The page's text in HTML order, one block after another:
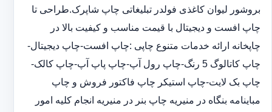
بروشور لیوان کاغذی فولدر تبلیغاتی چاپ شاپرک.طراحی تا
چاپ افست و دیجیتال با قیمت مناسب و کیفیت بالا در
چاپخانه ارائه خدمات متنوع چاپی :چاپ افست-چاپ دیجیتال-
چاپ کاتالوگ 5 رنگ-چاپ رول آپ-چاپ پاپ آپ-چاپ کالک-
چاپ بک لایت-چاپ استیکر چاپ فاکتور فروش و چاپ
مباینامه بنگاه در منیریه چاپ بنر در منیریه انجام کلیه امور